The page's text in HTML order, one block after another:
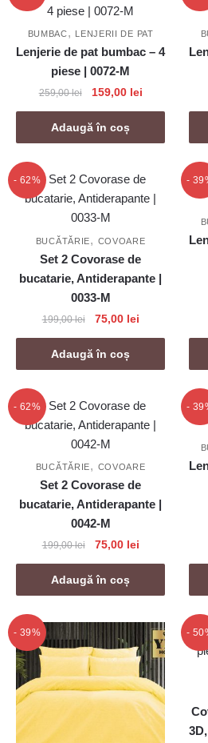
459,00 lei
multe
variații.
Opțiunile
pot
fi
în
pagina
BUMBAC, LENJERII DE PAT
Lenjerie de pat bumbac – 4
piese | 0072-M
259,00lei
Prețul
inițial
a
fost:
159,00 leiPrețul
curent
159,00 lei.
Adaugă în coș
- 62%
BUCĂTĂRIE, COVOARE
Set 2 Covorase de
bucatarie, Antiderapante |
0033-M
199,00lei
Prețul
inițial
a
fost:
75,00 leiPrețul
curent
75,00 lei.
Adaugă în coș
-
- 62%
BUCĂTĂRIE, COVOARE
Set 2 Covorase de
bucatarie, Antiderapante |
0042-M
199,00lei
Prețul
inițial
a
fost:
75,00 leiPrețul
curent
75,00 lei.
Adaugă în coș
-
- 39% -